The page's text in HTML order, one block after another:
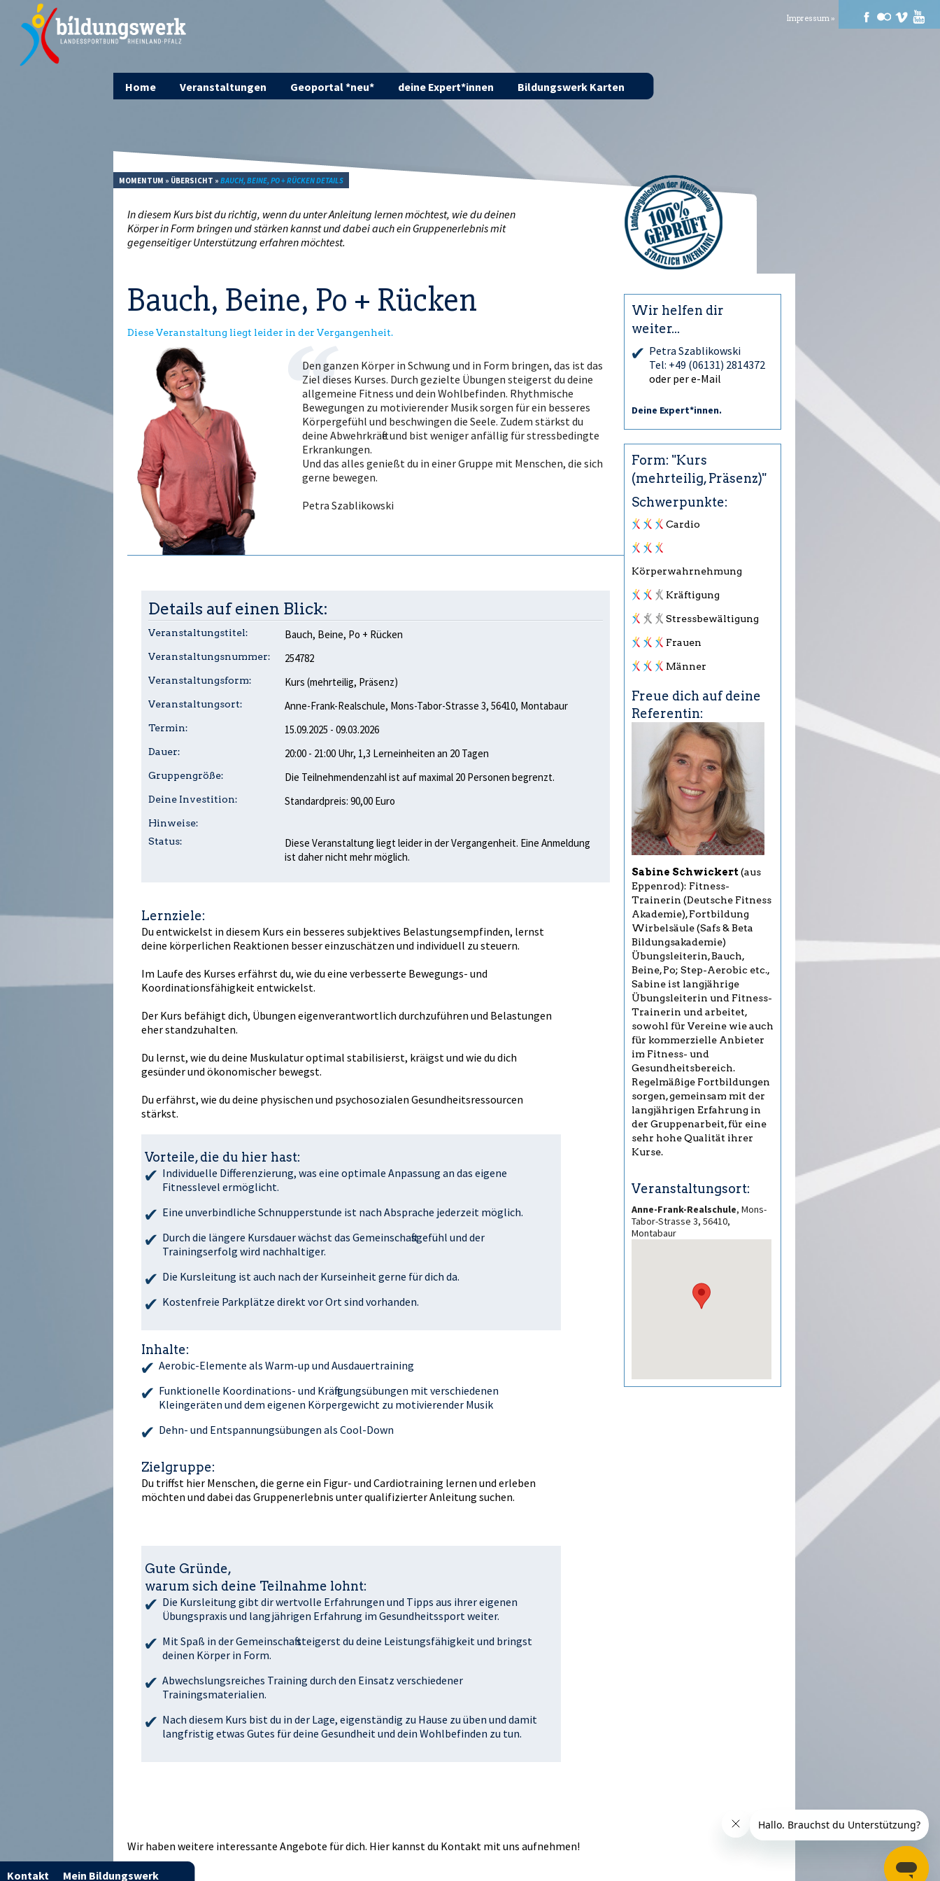
Home Veranstaltungen Geoportal *neu* deine Expert*innen Bildungswerk Karten
Impressum »
MOMENTUM » ÜBERSICHT » BAUCH, BEINE, PO + RÜCKEN DETAILS
In diesem Kurs bist du richtig, wenn du unter Anleitung lernen möchtest, wie du deinen
Körper in Form bringen und stärken kannst und dabei auch ein Gruppenerlebnis mit
gegenseitiger Unterstützung erfahren möchtest.
Bauch, Beine, Po + Rücken
Diese Veranstaltung liegt leider in der Vergangenheit.
Den ganzen Körper in Schwung und in Form bringen, das ist das
Ziel dieses Kurses. Durch gezielte Übungen steigerst du deine
allgemeine Fitness und dein Wohlbefinden. Rhythmische
Bewegungen zu motivierender Musik sorgen für ein besseres
Körpergefühl und beschwingen die Seele. Zudem stärkst du
deine Abwehrkräfte und bist weniger anfällig für stressbedingte
Erkrankungen.
Und das alles genießt du in einer Gruppe mit Menschen, die sich
gerne bewegen.
Petra Szablikowski
Details auf einen Blick:
Veranstaltungstitel: Bauch, Beine, Po + Rücken
Veranstaltungsnummer: 254782
Veranstaltungsform: Kurs (mehrteilig, Präsenz)
Veranstaltungsort: Anne-Frank-Realschule, Mons-Tabor-Strasse 3, 56410, Montabaur
Termin: 15.09.2025 - 09.03.2026
Dauer: 20:00 - 21:00 Uhr, 1,3 Lerneinheiten an 20 Tagen
Gruppengröße: Die Teilnehmendenzahl ist auf maximal 20 Personen begrenzt.
Deine Investition: Standardpreis: 90,00 Euro
Hinweise:
Status:
Diese Veranstaltung liegt leider in der Vergangenheit. Eine Anmeldung
ist daher nicht mehr möglich.
Lernziele:
Du entwickelst in diesem Kurs ein besseres subjektives Belastungsempfinden, lernst
deine körperlichen Reaktionen besser einzuschätzen und individuell zu steuern.
Im Laufe des Kurses erfährst du, wie du eine verbesserte Bewegungs- und
Koordinationsfähigkeit entwickelst.
Der Kurs befähigt dich, Übungen eigenverantwortlich durchzuführen und Belastungen
eher standzuhalten.
Du lernst, wie du deine Muskulatur optimal stabilisierst, kräftigst und wie du dich
gesünder und ökonomischer bewegst.
Du erfährst, wie du deine physischen und psychosozialen Gesundheitsressourcen
stärkst.
Vorteile, die du hier hast:
Individuelle Differenzierung, was eine optimale Anpassung an das eigene
Fitnesslevel ermöglicht.
Eine unverbindliche Schnupperstunde ist nach Absprache jederzeit möglich.
Durch die längere Kursdauer wächst das Gemeinschaftsgefühl und der
Trainingserfolg wird nachhaltiger.
Die Kursleitung ist auch nach der Kurseinheit gerne für dich da.
Kostenfreie Parkplätze direkt vor Ort sind vorhanden.
Inhalte:
Aerobic-Elemente als Warm-up und Ausdauertraining
Funktionelle Koordinations- und Kräftigungsübungen mit verschiedenen
Kleingeräten und dem eigenen Körpergewicht zu motivierender Musik
Dehn- und Entspannungsübungen als Cool-Down
Zielgruppe:
Du triffst hier Menschen, die gerne ein Figur- und Cardiotraining lernen und erleben
möchten und dabei das Gruppenerlebnis unter qualifizierter Anleitung suchen.
Gute Gründe,
warum sich deine Teilnahme lohnt:
Die Kursleitung gibt dir wertvolle Erfahrungen und Tipps aus ihrer eigenen
Übungspraxis und langjährigen Erfahrung im Gesundheitssport weiter.
Mit Spaß in der Gemeinschaft steigerst du deine Leistungsfähigkeit und bringst
deinen Körper in Form.
Abwechslungsreiches Training durch den Einsatz verschiedener
Trainingsmaterialien.
Nach diesem Kurs bist du in der Lage, eigenständig zu Hause zu üben und damit
langfristig etwas Gutes für deine Gesundheit und dein Wohlbefinden zu tun.
Wir haben weitere interessante Angebote für dich. Hier kannst du Kontakt mit uns aufnehmen!
Wir helfen dir
weiter...
Petra Szablikowski
Tel: +49 (06131) 2814372
oder per e-Mail
Deine Expert*innen.
Form: "Kurs
(mehrteilig, Präsenz)"
Schwerpunkte:
Cardio
Körperwahrnehmung
Kräftigung
Stressbewältigung
Frauen
Männer
Freue dich auf deine
Referentin:
Sabine Schwickert(aus
Eppenrod): Fitness-
Trainerin (Deutsche Fitness
Akademie), Fortbildung
Wirbelsäule (Safs & Beta
Bildungsakademie)
Übungsleiterin, Bauch,
Beine, Po; Step-Aerobic etc.,
Sabine ist langjährige
Übungsleiterin und Fitness-
Trainerin und arbeitet,
sowohl für Vereine wie auch
für kommerzielle Anbieter
im Fitness- und
Gesundheitsbereich.
Regelmäßige Fortbildungen
sorgen, gemeinsam mit der
langjährigen Erfahrung in
der Gruppenarbeit, für eine
sehr hohe Qualität ihrer
Kurse.
Veranstaltungsort:
Anne-Frank-Realschule, Mons-
Tabor-Strasse 3, 56410,
Montabaur
Kontakt Mein Bildungswerk